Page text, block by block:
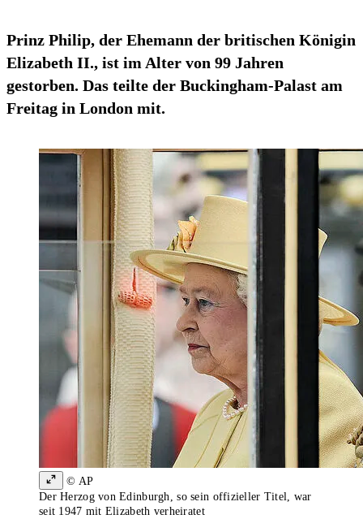
Prinz Philip, der Ehemann der britischen Königin
Elizabeth II., ist im Alter von 99 Jahren
gestorben. Das teilte der Buckingham-Palast am
Freitag in London mit.
© AP
Der Herzog von Edinburgh, so sein offizieller Titel, war
seit 1947 mit Elizabeth verheiratet